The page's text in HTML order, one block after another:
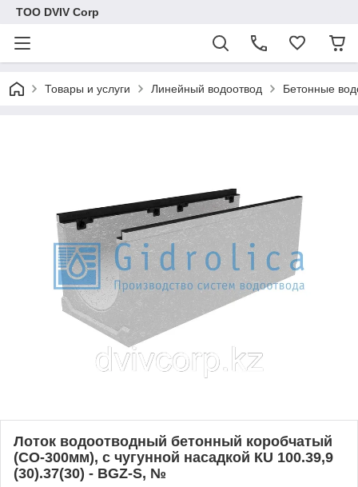
ТОО DVIV Corp
Товары и услуги Линейный водоотвод Бетонные
Лоток водоотводный бетонный коробчатый
(СО-300мм), с чугунной насадкой КU 100.39,9
(30).37(30) - BGZ-S, №